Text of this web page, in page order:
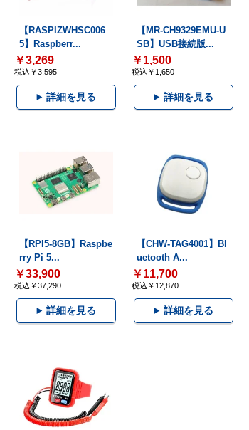
【RASPIZWHSC006
5】Raspberr...
￥3,269
税込￥3,595
詳細を見る
【MR-CH9329EMU-U
SB】USB接続版...
￥1,500
税込￥1,650
詳細を見る
【RPI5-8GB】Raspbe
rry Pi 5...
￥33,900
税込￥37,290
詳細を見る
【CHW-TAG4001】Bl
uetooth A...
￥11,700
税込￥12,870
詳細を見る